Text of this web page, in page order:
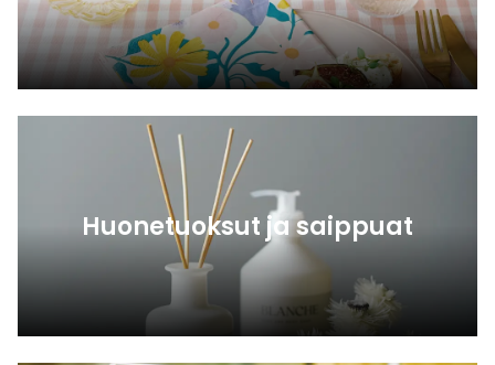
Huonetuoksut ja saippuat